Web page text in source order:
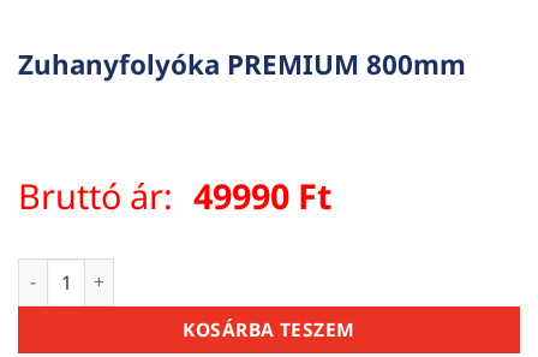
Zuhanyfolyóka PREMIUM 800mm
Bruttó ár: 49990 Ft
Zuhanyfolyóka PREMIUM 800mm mennyiség
KOSÁRBA TESZEM